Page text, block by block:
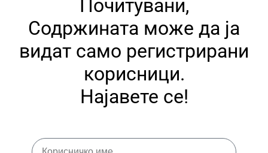
Почитувани,
Содржината може да ја
видат само регистрирани
корисници.
Најавете се!